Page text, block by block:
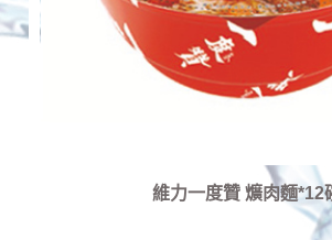
維力一度贊 爌肉麵*12